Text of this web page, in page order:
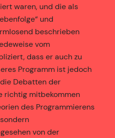
waren, und die als
und
beschrieben
vom
dass er auch zu
Programm ist jedoch
Debatten der
richtig mitbekommen
des Programmierens
von der